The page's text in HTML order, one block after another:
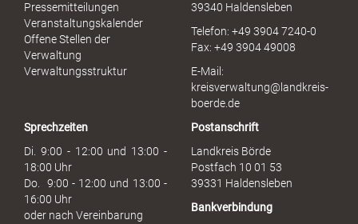
u
h
Pressemitteilungen
Veranstaltungskalender
Offene Stellen der
Verwaltung
Verwaltungsstruktur
39340 Haldensleben
Telefon: +49 3904 7240-0
Fax: +49 3904 49008
E-Mail:
kreisverwaltung@landkreis-
boerde.de
Sprechzeiten
Di. 9:00 - 12:00 und 13:00 -
18:00 Uhr
Do. 9:00 - 12:00 und 13:00 -
16:00 Uhr
oder nach Vereinbarung
Postanschrift
Landkreis Börde
Postfach 10 01 53
39331 Haldensleben
Bankverbindung